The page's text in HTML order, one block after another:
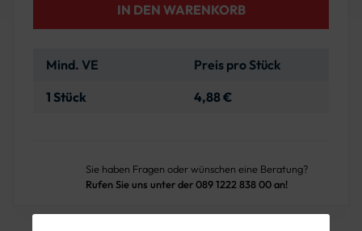
IN DEN WARENKORB
Mind. VE
Preis pro Stück
1 Stück
4,88 €
Sie haben Fragen oder wünschen eine Beratung?
Rufen Sie uns unter der 089 1222 838 00 an!